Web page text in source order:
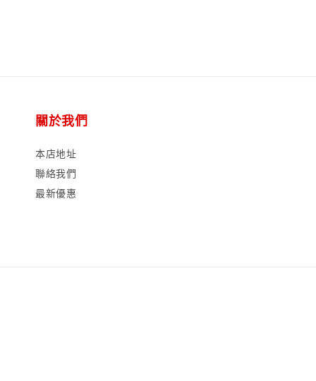
關於我們
本店地址
聯絡我們
最新優惠